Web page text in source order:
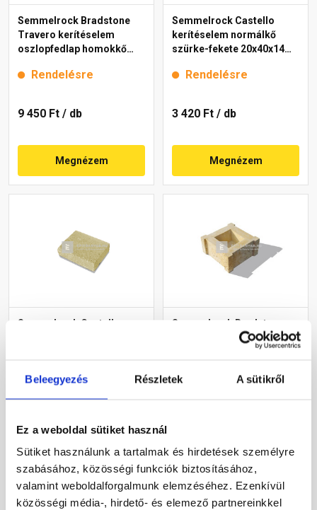
Beleegyezés Részletek A sütikről
Ez a weboldal sütiket használ
Sütiket használunk a tartalmak és hirdetések személyre
szabásához, közösségi funkciók biztosításához,
valamint weboldalforgalmunk elemzéséhez. Ezenkívül
közösségi média-, hirdető- és elemező partnereinkkel
Semmelrock Bradstone
Travero kerítéselem
oszlopfedlap homokkő
Rendelésre
9 450 Ft / db
Megnézem
Semmelrock Castello
kerítéselem normálkő
szürke-fekete 20x40x14
Rendelésre
3 420 Ft / db
Megnézem
Semmelrock Castello
Rendelésre
Megnézem
Semmelrock Bradstone
Travero kerítéselem
oszlopkő homokkő
Rendelésre
Megnézem